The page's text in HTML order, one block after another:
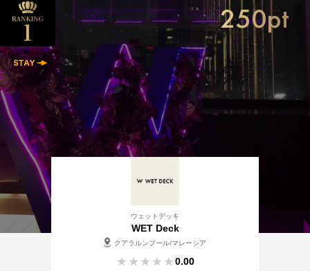
250pt
ウェットデッキ
WET Deck
クアラルンプール/マレーシア
0.00